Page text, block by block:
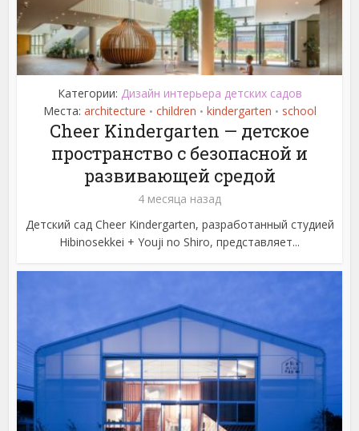
Категории: Дизайн интерьера детских садов
Места: architecture • children • kindergarten • school
Cheer Kindergarten — детское
пространство с безопасной и
развивающей средой
4 месяца назад
Детский сад Cheer Kindergarten, разработанный студией
Hibinosekkei + Youji no Shiro, представляет...